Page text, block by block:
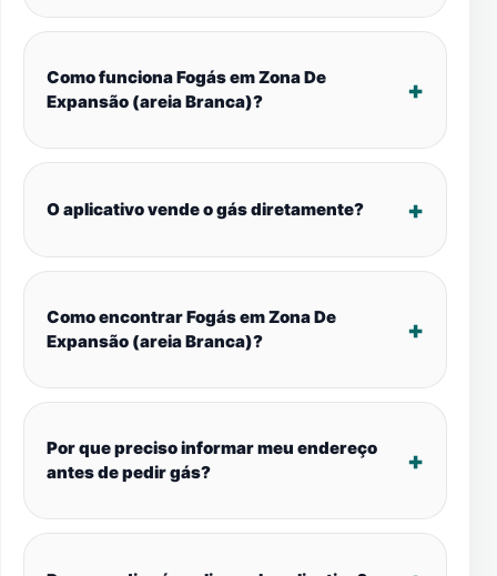
Como funciona Fogás em Zona De
Expansão (areia Branca)?
O aplicativo vende o gás diretamente?
Como encontrar Fogás em Zona De
Expansão (areia Branca)?
Por que preciso informar meu endereço
antes de pedir gás?